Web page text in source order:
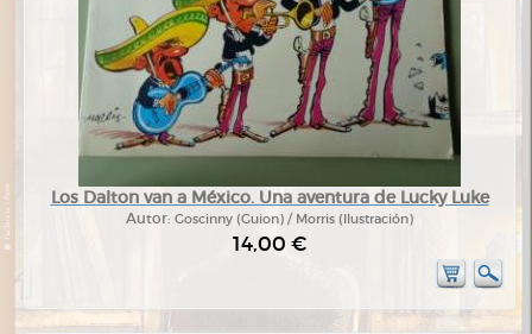
Los Dalton van a México. Una aventura de Lucky Luke
Autor: Goscinny (Guion) / Morris (Ilustración)
14,00 €